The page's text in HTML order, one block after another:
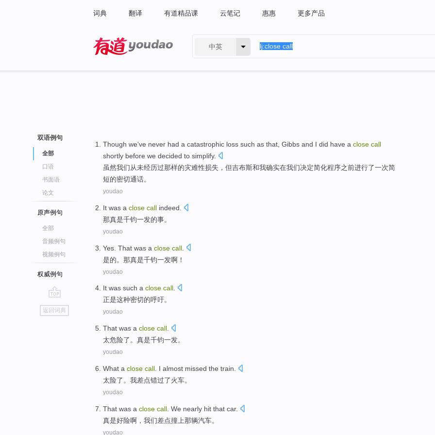
词典 翻译 有道精品课 云笔记 惠惠 更多产品
中英
双语例句
全部
口语
书面语
论文
原声例句
全部
音频例句
视频例句
权威例句
go
top
返回词典
Though we've never had a catastrophic loss such as that, Gibbs and I did have a close call
shortly before we decided to simplify.
虽然我们从未经历过那样的灾难性损失 ， 但吉布斯和我确实在我们决定简化程序之前进行了一次简
短的密切通话。
youdao
It was a close call indeed
那真是千钧一发的事。
youdao
Yes That was a close call
是的。 那真是千钧一发啊！
youdao
It was such a close call.
正是这种密切的呼吁。
youdao
That was a close call
太危险了。 真是千钧一发。
youdao
What a close call I almost missed the train
太险了。 我差点错过了火车。
youdao
That was a close call We nearly hit that car.
真是好险啊， 我们差点撞上那辆汽车。
youdao